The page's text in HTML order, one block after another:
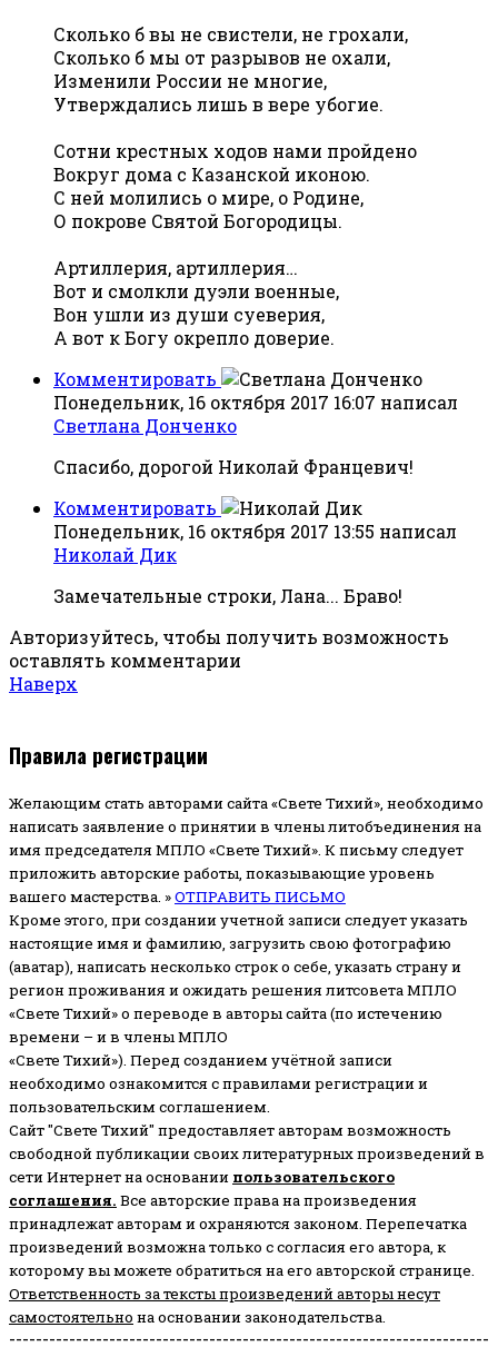
Сколько б вы не свистели, не грохали,
Сколько б мы от разрывов не охали,
Изменили России не многие,
Утверждались лишь в вере убогие.
Сотни крестных ходов нами пройдено
Вокруг дома с Казанской иконою.
С ней молились о мире, о Родине,
О покрове Святой Богородицы.
Артиллерия, артиллерия…
Вот и смолкли дуэли военные,
Вон ушли из души суеверия,
А вот к Богу окрепло доверие.
Комментировать
Понедельник, 16 октября 2017 16:07 написал
Светлана Донченко
Спасибо, дорогой Николай Францевич!
Комментировать
Понедельник, 16 октября 2017 13:55 написал
Николай Дик
Замечательные строки, Лана... Браво!
Авторизуйтесь, чтобы получить возможность
оставлять комментарии
Наверх
Правила регистрации
Желающим стать авторами сайта «Свете Тихий», необходимо
написать заявление о принятии в члены литобъединения на
имя председателя МПЛО «Свете Тихий». К письму следует
приложить авторские работы, показывающие уровень
вашего мастерства. »ОТПРАВИТЬ ПИСЬМО
Кроме этого, при создании учетной записи следует указать
настоящие имя и фамилию, загрузить свою фотографию
(аватар), написать несколько строк о себе, указать страну и
регион проживания и ожидать решения литсовета МПЛО
«Свете Тихий» о переводе в авторы сайта (по истечению
времени – и в члены МПЛО
«Свете Тихий»). Перед созданием учётной записи
необходимо ознакомится с правилами регистрации и
пользовательским соглашением.
Сайт "Свете Тихий" предоставляет авторам возможность
свободной публикации своих литературных произведений в
сети Интернет на основании пользовательского
соглашения. Все авторские права на произведения
принадлежат авторам и охраняются законом. Перепечатка
произведений возможна только с согласия его автора, к
которому вы можете обратиться на его авторской странице.
Ответственность за тексты произведений авторы несут
самостоятельно на основании законодательства.
------------------------------------------------------------------------